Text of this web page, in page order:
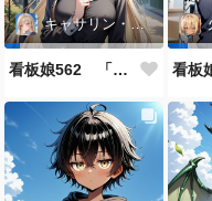
キャサリン・アストリー
看板娘562 「キャサリン・アストリーのよもやま話」